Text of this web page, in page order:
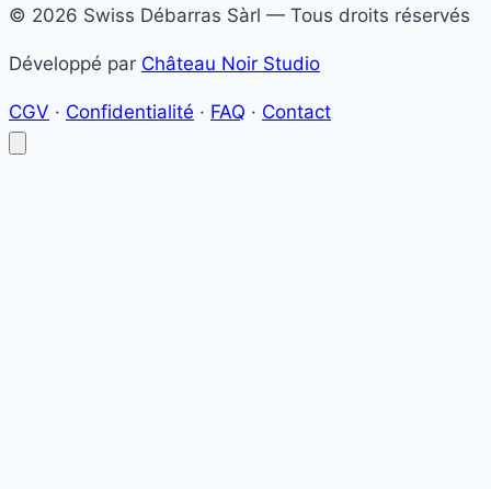
© 2026 Swiss Débarras Sàrl — Tous droits réservés
Développé par Château Noir Studio
CGV · Confidentialité · FAQ · Contact